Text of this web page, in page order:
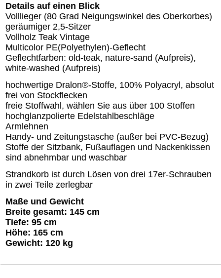
Details auf einen Blick
Volllieger (80 Grad Neigungswinkel des Oberkorbes)
geräumiger 2,5-Sitzer
Vollholz Teak Vintage
Multicolor PE(Polyethylen)-Geflecht
Geflechtfarben: old-teak, nature-sand (Aufpreis),
white-washed (Aufpreis)
hochwertige Dralon®-Stoffe, 100% Polyacryl, absolut
frei von Stockflecken
freie Stoffwahl, wählen Sie aus über 100 Stoffen
hochglanzpolierte Edelstahlbeschläge
Armlehnen
Handy- und Zeitungstasche (außer bei PVC-Bezug)
Stoffe der Sitzbank, Fußauflagen und Nackenkissen
sind abnehmbar und waschbar
Strandkorb ist durch Lösen von drei 17er-Schrauben
in zwei Teile zerlegbar
Maße und Gewicht
Breite gesamt: 145 cm
Tiefe: 95 cm
Höhe: 165 cm
Gewicht: 120 kg